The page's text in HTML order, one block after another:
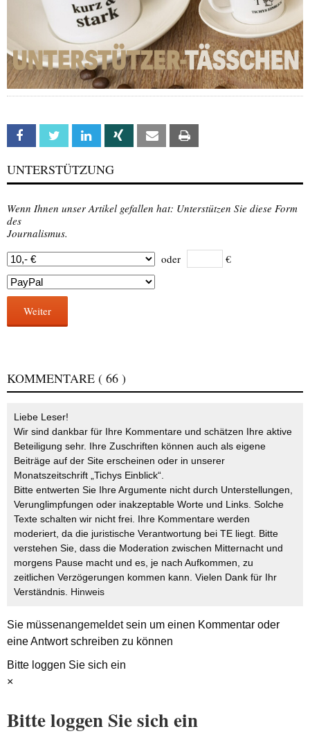
Facebook Twitter Linkedin Xing Email
UNTERSTÜTZUNG
Wenn Ihnen unser Artikel gefallen hat: Unterstützen Sie diese Form
des
Journalismus.
oder
€
Weiter
KOMMENTARE ( 66 )
Liebe Leser!
Wir sind dankbar für Ihre Kommentare und schätzen Ihre aktive
Beteiligung sehr. Ihre Zuschriften können auch als eigene
Beiträge auf der Site erscheinen oder in unserer
Monatszeitschrift „Tichys Einblick“.
Bitte entwerten Sie Ihre Argumente nicht durch Unterstellungen,
Verunglimpfungen oder inakzeptable Worte und Links. Solche
Texte schalten wir nicht frei. Ihre Kommentare werden
moderiert, da die juristische Verantwortung bei TE liegt. Bitte
verstehen Sie, dass die Moderation zwischen Mitternacht und
morgens Pause macht und es, je nach Aufkommen, zu
zeitlichen Verzögerungen kommen kann. Vielen Dank für Ihr
Verständnis. Hinweis
Sie müssenangemeldetsein um einen Kommentar oder
eine Antwort schreiben zu können
Bitte loggen Sie sich ein
×
Bitte loggen Sie sich ein